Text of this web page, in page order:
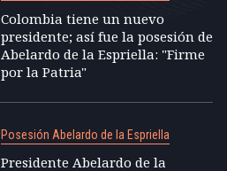
Colombia tiene un nuevo
presidente; así fue la posesión de
Abelardo de la Espriella: "Firme
por la Patria"
Posesión Abelardo de la Espriella
Presidente Abelardo de la